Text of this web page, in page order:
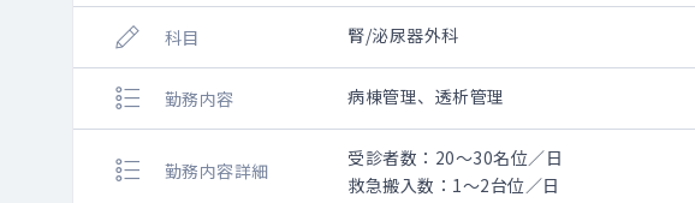
科目 腎/泌尿器外科
勤務内容 病棟管理、透析管理
勤務内容詳細
受診者数：20～30名位／日
救急搬入数：1～2台位／日